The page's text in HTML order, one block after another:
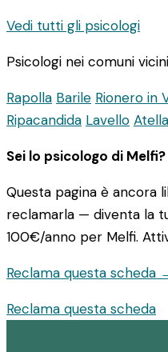
Vedi tutti gli psicologi
Psicologi nei comuni
Rapolla Barile Rionero in
Ripacandida Lavello Atella
Sei lo psicologo di Melfi?
Questa pagina è ancora
reclamarla — diventa la
100€/anno per Melfi.
Reclama questa scheda
Reclama questa scheda